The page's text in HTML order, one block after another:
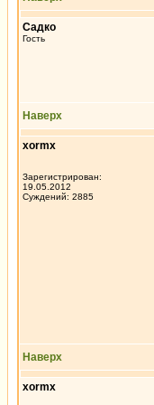
Садко
Гость
Наверх
xormx
Зарегистрирован:
19.05.2012
Суждений: 2885
Наверх
xormx